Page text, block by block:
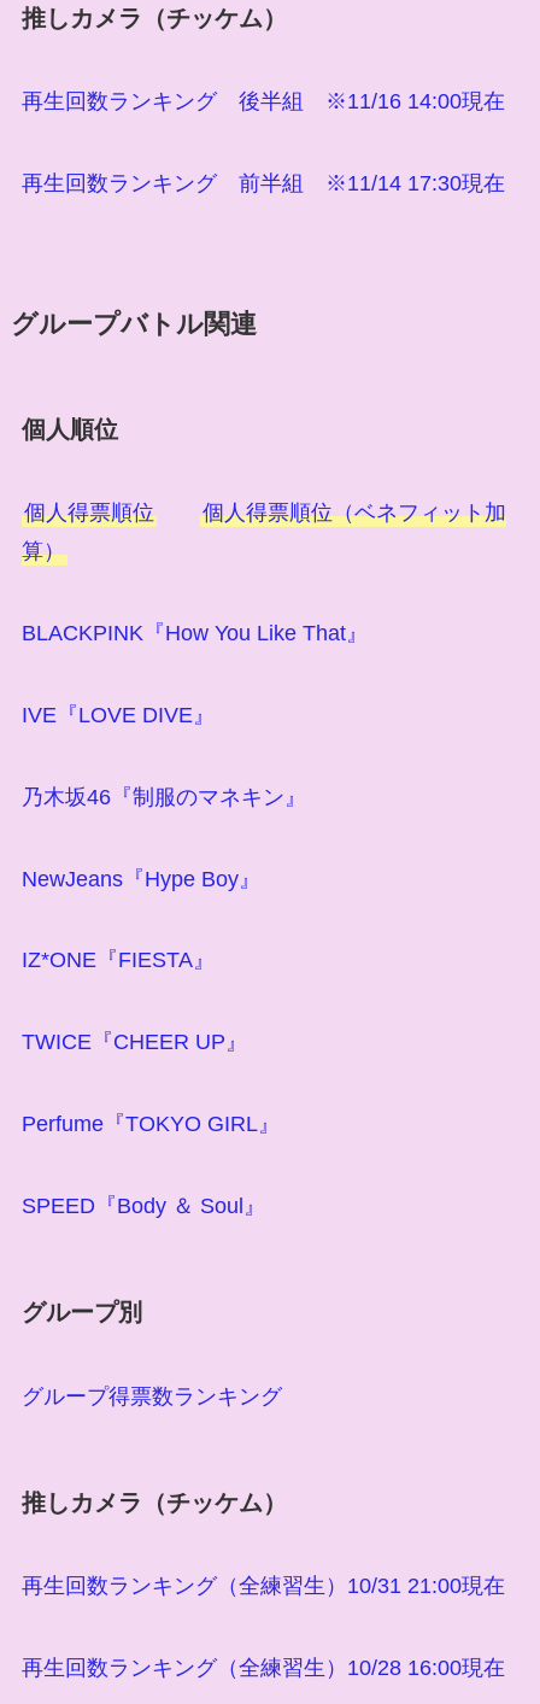
推しカメラ（チッケム）
再生回数ランキング 後半組 ※11/16 14:00現在
再生回数ランキング 前半組 ※11/14 17:30現在
グループバトル関連
個人順位
個人得票順位
個人得票順位（ベネフィット加
算）
BLACKPINK『How You Like That』
IVE『LOVE DIVE』
乃木坂46『制服のマネキン』
NewJeans『Hype Boy』
IZ*ONE『FIESTA』
TWICE『CHEER UP』
Perfume『TOKYO GIRL』
SPEED『Body ＆ Soul』
グループ別
グループ得票数ランキング
推しカメラ（チッケム）
再生回数ランキング（全練習生）10/31 21:00現在
再生回数ランキング（全練習生）10/28 16:00現在